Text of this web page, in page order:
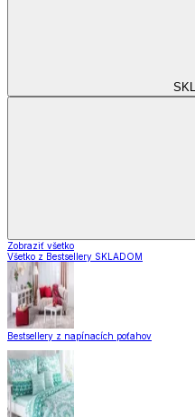
Zobraziť všetko
Všetko z Bestsellery SKLADOM
Bestsellery z napínacích poťahov